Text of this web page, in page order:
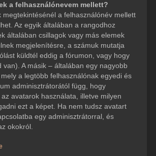
a felhasználónevem mellett?
megtekintésénél a felhasználónév mellett
Az egyik általában a rangodhoz
általában csillagok vagy más elemek
megjelenítésre, a számuk mutatja
küldtél eddig a fórumon, vagy hogy
van). A másik – általában egy nagyobb
a legtöbb felhasználónak egyedi és
adminisztrátorától függ, hogy
avatarok használata, illetve milyen
ezt a képet. Ha nem tudsz avatart
egy adminisztrátorral, és
okokról.